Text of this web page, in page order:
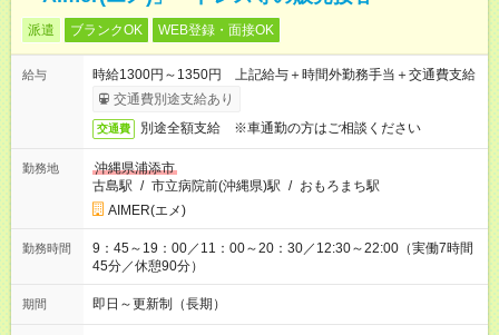
派遣 ブランクOK WEB登録・面接OK
給与
時給1300円～1350円 上記給与＋時間外勤務手当＋交通費支給
交通費別途支給あり
交通費 別途全額支給 ※車通勤の方はご相談ください
勤務地
沖縄県浦添市
古島駅 / 市立病院前(沖縄県)駅 / おもろまち駅
AIMER(エメ)
勤務時間
9：45～19：00／11：00～20：30／12:30～22:00（実働7時間
45分／休憩90分）
期間 即日～更新制（長期）